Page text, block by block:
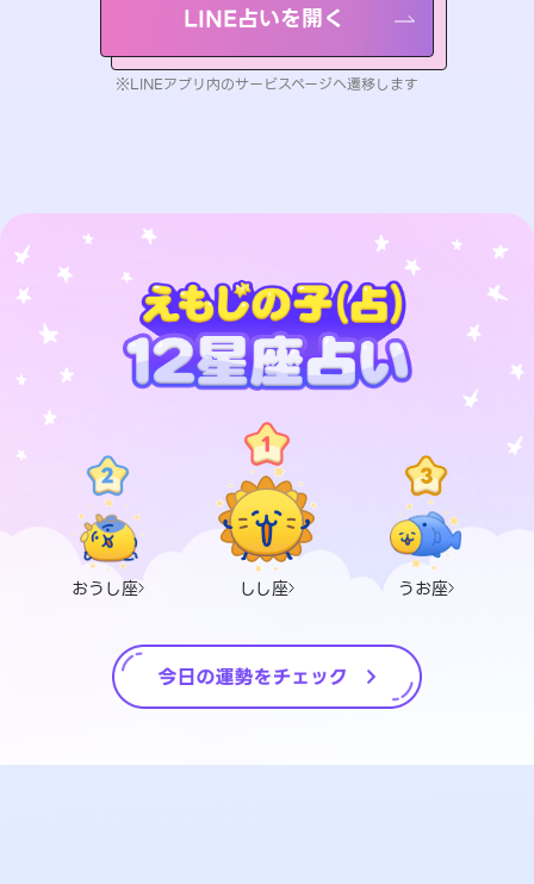
LINE占いを開く
※LINEアプリ内のサービスページへ遷移します
おうし座 しし座 うお座